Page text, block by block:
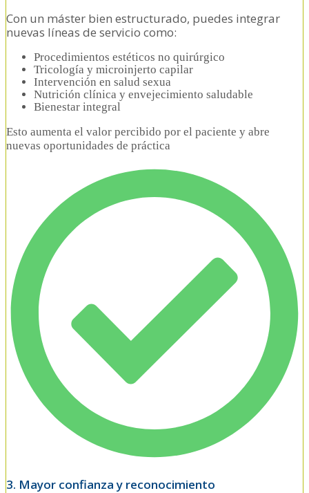
Con un máster bien estructurado, puedes integrar
nuevas líneas de servicio como:
Procedimientos estéticos no quirúrgico
Tricología y microinjerto capilar
Intervención en salud sexua
Nutrición clínica y envejecimiento saludable
Bienestar integral
Esto aumenta el valor percibido por el paciente y abre
nuevas oportunidades de práctica
3. Mayor confianza y reconocimiento